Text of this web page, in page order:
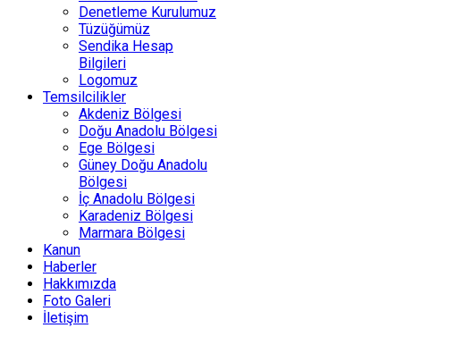
Denetleme Kurulumuz
Tüzüğümüz
Sendika Hesap
Bilgileri
Logomuz
Temsilcilikler
Akdeniz Bölgesi
Doğu Anadolu Bölgesi
Ege Bölgesi
Güney Doğu Anadolu
Bölgesi
İç Anadolu Bölgesi
Karadeniz Bölgesi
Marmara Bölgesi
Kanun
Haberler
Hakkımızda
Foto Galeri
İletişim